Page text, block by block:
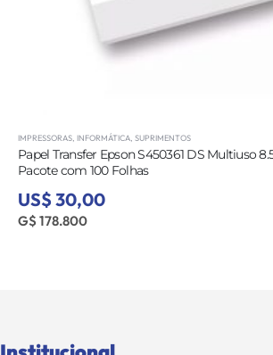
IMPRESSORAS INFORMÁTICA SUPRIMENTOS
Papel Transfer Epson S450361 DS Multiuso
Pacote com 100 Folhas
US$ 30,00
G$ 178.800